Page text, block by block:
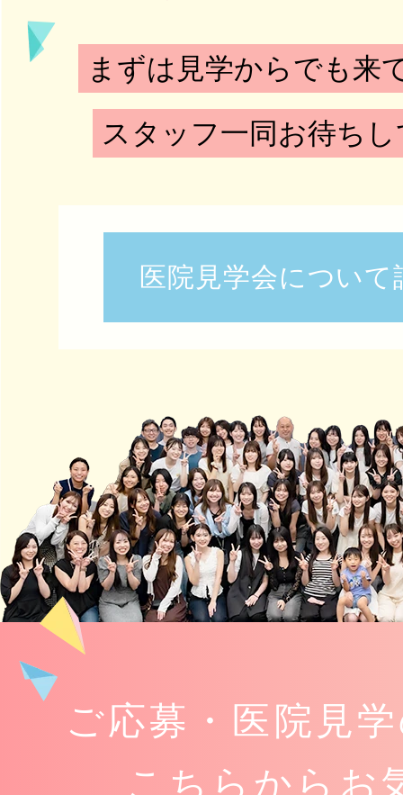
まずは見学からでも来
スタッフ一同お待ち
医院見学会につい
ご応募・医院見
こちらからお